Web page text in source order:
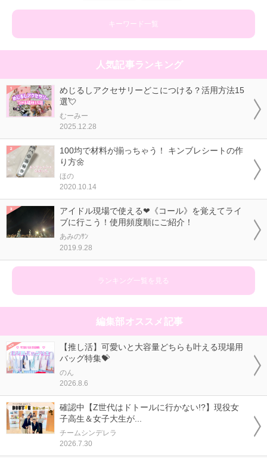
キーワード一覧
人気記事ランキング
めじるしアクセサリーどこにつける？活用方法15
選💘
むーみー
2025.12.28
100均で材料が揃っちゃう！ キンブレシートの作
り方🌼
ほの
2020.10.14
アイドル現場で使える❤《コール》を覚えてライ
ブに行こう！使用頻度順にご紹介！
あみのｻﾝ
2019.9.28
ランキング一覧を見る
編集部オススメ記事
【推し活】可愛いと大容量どちらも叶える現場用
バッグ特集💝
のん
2026.8.6
確認中【Z世代はドトールに行かない!?】現役女
子高生＆女子大生が...
チームシンデレラ
2026.7.30